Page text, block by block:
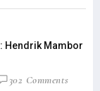
Hendrik Mambor
302 Comments